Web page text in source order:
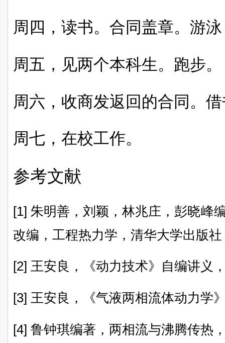
周四，读书。合同盖章。游
周五，见两个本科生。跑步。
周六，收商发返回的合同 。
周七，在校工作。
参考文献
[1] 朱明善，刘颖，林兆庄，彭晓峰
改编，工程热力学，清华大学出版社
[2] 王安良，《动力技术》自编讲义
[3] 王安良，《气液两相流体动力学
[4] 鲁钟琪编著，两相流与沸腾传热